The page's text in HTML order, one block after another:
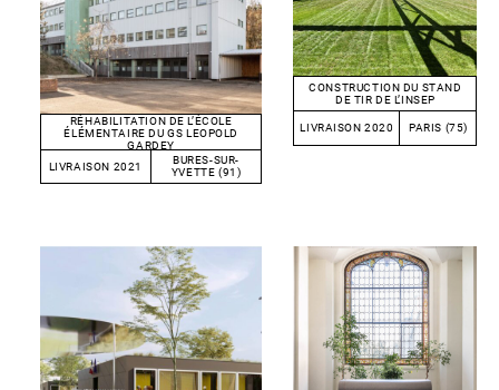
RÉHABILITATION DE L’ÉCOLE
ÉLÉMENTAIRE DU GS LEOPOLD
GARDEY
LIVRAISON 2021
BURES-SUR-
YVETTE (91)
CONSTRUCTION DU STAND
DE TIR DE L’INSEP
LIVRAISON 2020 PARIS (75)